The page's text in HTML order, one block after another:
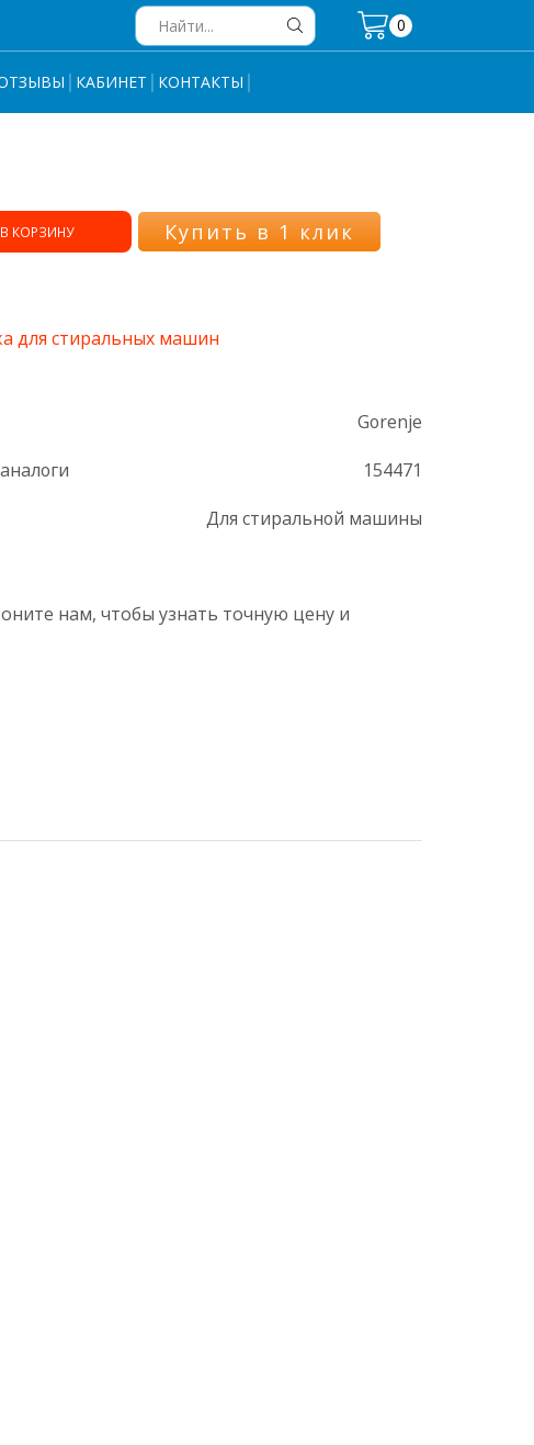
input
0
КАБИНЕТ КОНТАКТЫ
В КОРЗИНУ Купить в 1 клик
для стиральных машин
Gorenje
154471
Для стиральной машины
нам, чтобы узнать точную цену и